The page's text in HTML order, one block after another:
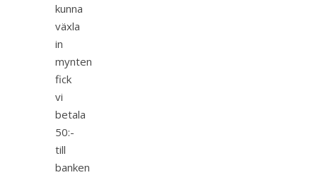
kunna
växla
in
mynten
fick
vi
betala
50:-
till
banken